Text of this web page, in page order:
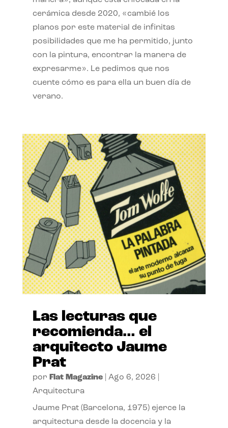
cerámica desde 2020, «cambié los
planos por este material de infinitas
posibilidades que me ha permitido, junto
con la pintura, encontrar la manera de
expresarme». Le pedimos que nos
cuente cómo es para ella un buen día de
verano.
Las lecturas que
recomienda… el
arquitecto Jaume
Prat
por Flat Magazine| Ago 6, 2026
Arquitectura
Jaume Prat (Barcelona, 1975) ejerce la
arquitectura desde la docencia y la